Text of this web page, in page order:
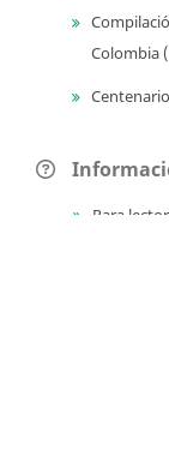
Colombia
Para